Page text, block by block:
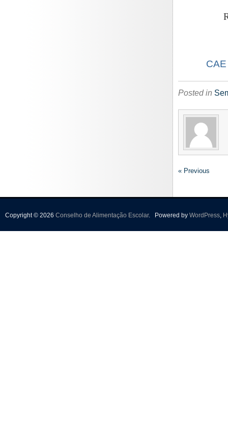
Posted in
« Previous
Copyright © 2026 Conselho de Alimentação Escolar. Powered by WordPress,